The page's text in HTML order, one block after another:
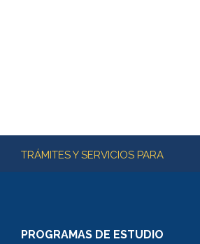
Más información
TRÁMITES Y SERVICIOS PARA
PROGRAMAS DE ESTUDIO